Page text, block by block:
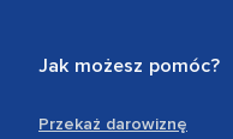
Jak możesz pomóc?
Przekaż darowiznę